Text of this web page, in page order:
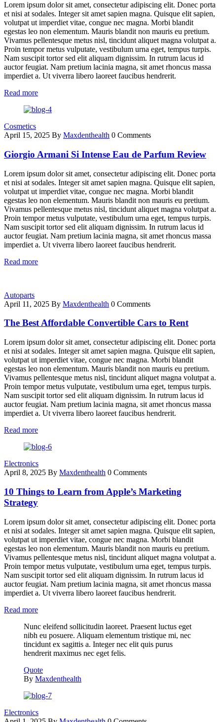
Lorem ipsum dolor sit amet, consectetur adipiscing elit. Donec porta
et nisi at sodales. Integer sit amet sapien magna. Quisque elit sapien,
volutpat ut imperdiet vitae, congue nec magna. Morbi blandit
egestas leo non elementum. Mauris blandit non mauris eu pretium.
Vivamus pellentesque metus nisl, tincidunt aliquet magna volutpat a.
Proin tempor metus vulputate, vestibulum urna eget, tempus turpis.
Nam suscipit tortor sed elit aliquam dignissim. In rutrum lacus id
auctor feugiat. Nam pretium lacinia magna, sit amet rhoncus massa
imperdiet a. Ut viverra libero laoreet faucibus hendrerit.
Read more
Cosmetics
April 15, 2025 By Maxdenthealth 0 Comments
Giorgio Armani Si Intense Eau de Parfum Review
Lorem ipsum dolor sit amet, consectetur adipiscing elit. Donec porta
et nisi at sodales. Integer sit amet sapien magna. Quisque elit sapien,
volutpat ut imperdiet vitae, congue nec magna. Morbi blandit
egestas leo non elementum. Mauris blandit non mauris eu pretium.
Vivamus pellentesque metus nisl, tincidunt aliquet magna volutpat a.
Proin tempor metus vulputate, vestibulum urna eget, tempus turpis.
Nam suscipit tortor sed elit aliquam dignissim. In rutrum lacus id
auctor feugiat. Nam pretium lacinia magna, sit amet rhoncus massa
imperdiet a. Ut viverra libero laoreet faucibus hendrerit.
Read more
Autoparts
April 11, 2025 By Maxdenthealth 0 Comments
The Best Affordable Convertible Cars to Rent
Lorem ipsum dolor sit amet, consectetur adipiscing elit. Donec porta
et nisi at sodales. Integer sit amet sapien magna. Quisque elit sapien,
volutpat ut imperdiet vitae, congue nec magna. Morbi blandit
egestas leo non elementum. Mauris blandit non mauris eu pretium.
Vivamus pellentesque metus nisl, tincidunt aliquet magna volutpat a.
Proin tempor metus vulputate, vestibulum urna eget, tempus turpis.
Nam suscipit tortor sed elit aliquam dignissim. In rutrum lacus id
auctor feugiat. Nam pretium lacinia magna, sit amet rhoncus massa
imperdiet a. Ut viverra libero laoreet faucibus hendrerit.
Read more
Electronics
April 8, 2025 By Maxdenthealth 0 Comments
10 Things to Learn from Apple’s Marketing
Strategy
Lorem ipsum dolor sit amet, consectetur adipiscing elit. Donec porta
et nisi at sodales. Integer sit amet sapien magna. Quisque elit sapien,
volutpat ut imperdiet vitae, congue nec magna. Morbi blandit
egestas leo non elementum. Mauris blandit non mauris eu pretium.
Vivamus pellentesque metus nisl, tincidunt aliquet magna volutpat a.
Proin tempor metus vulputate, vestibulum urna eget, tempus turpis.
Nam suscipit tortor sed elit aliquam dignissim. In rutrum lacus id
auctor feugiat. Nam pretium lacinia magna, sit amet rhoncus massa
imperdiet a. Ut viverra libero laoreet faucibus hendrerit.
Read more
Nunc eleifend sollicitudin laoreet. Praesent luctus eget
nibh eu posuere. Aliquam elementum tristique mi, nec
tincidunt ex sagittis a. Integer nec elit quis purus
hendrerit maximus nec eget felis.
Quote
By Maxdenthealth
Electronics